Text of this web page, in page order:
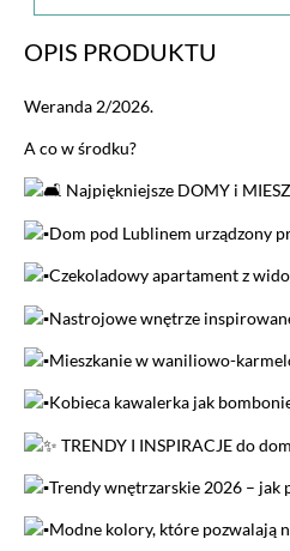
OPIS PRODUKTU
Weranda 2/2026.
A co w środku?
Najpiękniejsze DOMY i
Dom pod Lublinem urządzony
Czekoladowy apartament z
Nastrojowe wnętrze
Mieszkanie w waniliowo-
Kobieca kawalerka jak
TRENDY I INSPIRACJE do
Trendy wnętrzarskie 2026 – jak
Modne kolory, które pozwalają